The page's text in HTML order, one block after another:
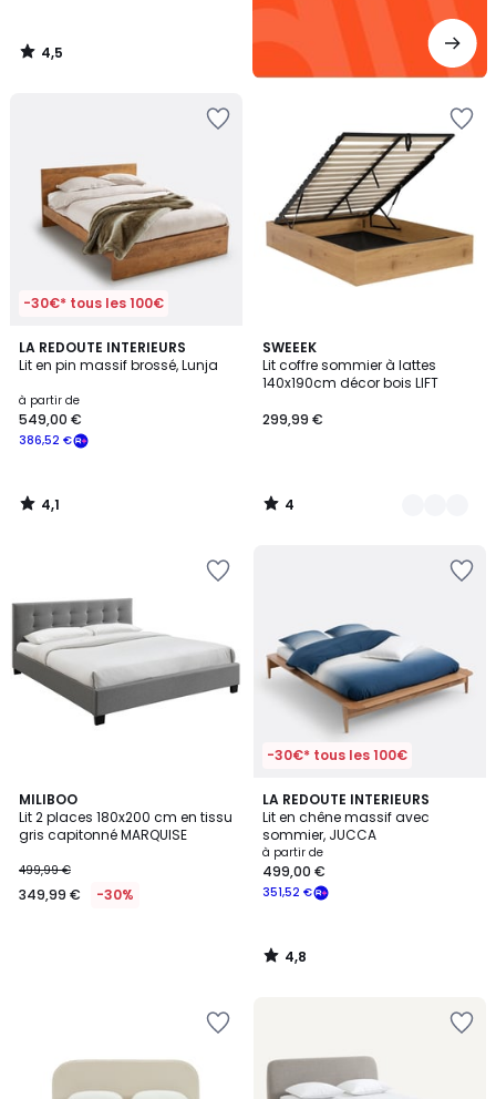
4,5
/
-30€* tous les 100€
LA REDOUTE INTERIEURS
Lit en pin massif brossé, Lunja
à partir de
386,52 €
549,00 €
4,1
/ 5
4,1
/
SWEEEK
Lit coffre sommier à lattes
140x190cm décor bois LIFT
299,99 €
4
/
5
2
Couleurs
4
/
MILIBOO
Lit 2 places 180x200 cm en tissu
gris capitonné MARQUISE
499,99 €
349,99 € -30%
-30€* tous les 100€
LA REDOUTE INTERIEURS
Lit en chêne massif avec
sommier, JUCCA
à partir de
351,52 €
499,00 €
4,8
/ 5
4,8
/